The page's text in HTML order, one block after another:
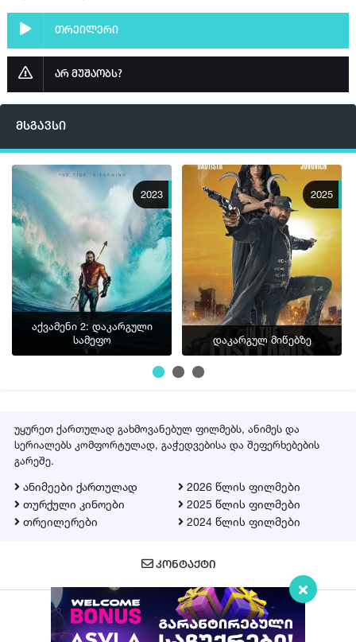
თრეილერი
არ მუშაობს?
მსგავსი
2023
აქვამენი 2: დაკარგული
სამეფო
2025
დაკარგულ მიწებზე
უყურეთ ქართულად გახმოვანებულ ფილმებს, ანიმეს და
სერიალებს კომფორტულად, გაჭედვებისა და შეფერხებების
გარეშე.
ანიმეები ქართულად
თურქული კინოები
თრეილერები
2026 წლის ფილმები
2025 წლის ფილმები
2024 წლის ფილმები
ᲙᲝᲜᲢᲐᲥᲢᲘ
Qartulad.in © 2026